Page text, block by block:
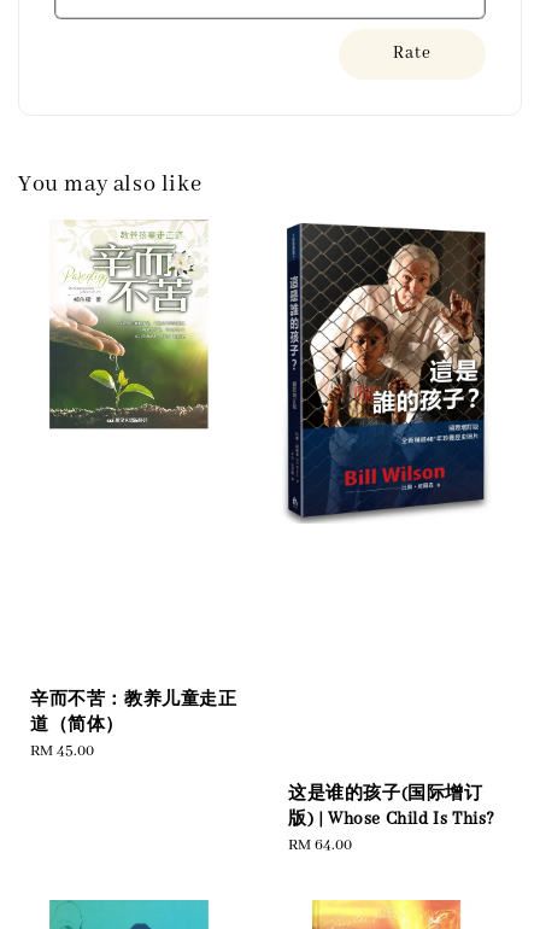
Rate
You may also like
辛而不苦：教养儿童走正
道（简体）
Regular
RM 45.00
这是谁的孩子(国际增订
版) | Whose Child Is This?
Regular
RM 64.00